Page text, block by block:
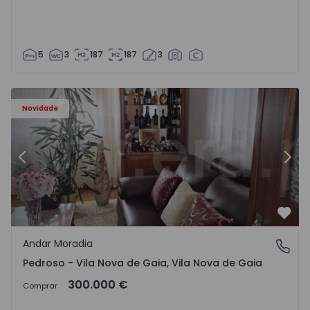
5 3 187 187 3
Novidade
- 1575635 - 12
Andar Moradia T6 Vila Nova de Gaia, Pedroso e Seixezelo
Anterior
Pedroso - Vila Nova de Gaia, Vila Nova de Gaia
Andar Moradia
Pedroso - Vila Nova de Gaia, Vila Nova de Gaia
Comprar 300.000 €